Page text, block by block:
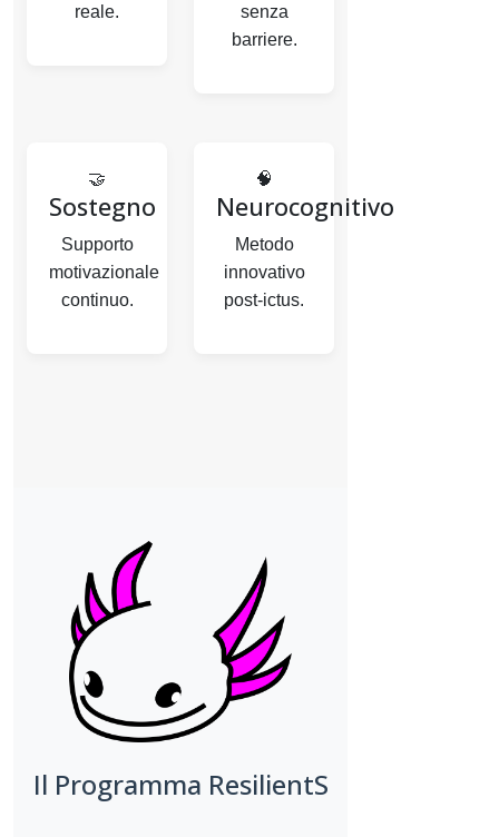
reale.
senza
barriere.
🤝
Sostegno
Supporto
motivazionale
continuo.
🧠
Neurocognitivo
Metodo
innovativo
post‑ictus.
Il Programma ResilientS